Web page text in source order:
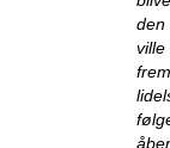
den
ville